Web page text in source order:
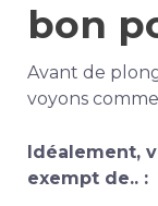
bon
Avant de
voyons
Idéalement,
exempt de.. :